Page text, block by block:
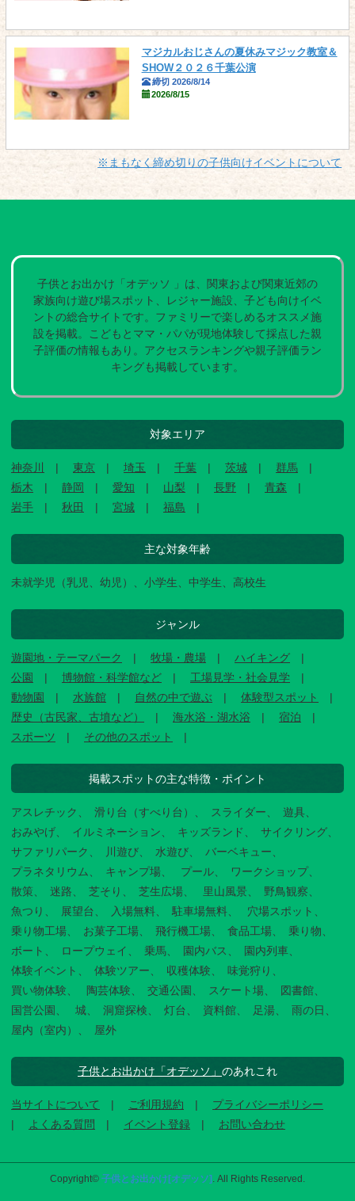
マジカルおじさんの夏休みマジック教室＆
SHOW２０２６千葉公演
締切 2026/8/14
2026/8/15
※まもなく締め切りの子供向けイベントについて
子供とお出かけ「オデッソ 」は、関東および関東近郊の
家族向け遊び場スポット、レジャー施設、子ども向けイベ
ントの総合サイトです。ファミリーで楽しめるオススメ施
設を掲載。こどもとママ・パパが現地体験して採点した親
子評価の情報もあり。アクセスランキングや親子評価ラン
キングも掲載しています。
対象エリア
神奈川 東京 埼玉 千葉 茨城
群馬
栃木
静岡 愛知 山梨 長野
青森
岩手
秋田 宮城 福島
主な対象年齢
未就学児（乳児、幼児）、小学生、中学生、高校生
ジャンル
遊園地・テーマパーク 牧場・農場
ハイキング
公園
博物館・科学館など
工場見学・社会見学
動物園
水族館 自然の中で遊ぶ
体験型スポット
歴史（古民家、古墳など）
海水浴・湖水浴
宿泊
スポーツ
その他のスポット
掲載スポットの主な特徴・ポイント
アスレチック 滑り台（すべり台） スライダー
遊具
おみやげ
イルミネーション キッズランド
サイクリング
サファリパーク
川遊び 水遊び
バーベキュー
プラネタリウム
キャンプ場 プール
ワークショップ
散策
迷路 芝そり 芝生広場 里山風景
野鳥観察
魚つり
展望台 入場無料 駐車場無料
穴場スポット
乗り物工場
お菓子工場 飛行機工場 食品工場
乗り物
ボート
ロープウェイ 乗馬 園内バス
園内列車
体験イベント
体験ツアー 収穫体験
味覚狩り
買い物体験
陶芸体験 交通公園 スケート場
図書館
国営公園
城 洞窟探検 灯台 資料館 足湯
雨の日
屋内（室内）
屋外
子供とお出かけ「オデッソ」 のあれこれ
当サイトについて ご利用規約
プライバシーポリシー
よくある質問
イベント登録 お問い合わせ
Copyright© 子供とお出かけ[オデッソ] . All Rights Reserved.